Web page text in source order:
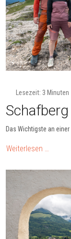
Lesezeit: 3 Minuten
Schafberg
Das Wichtigste an
Weiterlesen …